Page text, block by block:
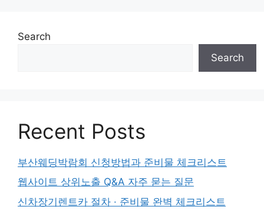
Search
Search
Recent Posts
부산웨딩박람회 신청방법과 준비물 체크리스트
웹사이트 상위노출 Q&A 자주 묻는 질문
신차장기렌트카 절차 · 준비물 완벽 체크리스트